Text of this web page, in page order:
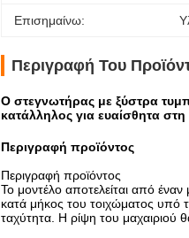
Επισημαίνω:
Περιγραφή Του
Ο στεγνωτήρας με ξύστρα
κατάλληλος για ευαίσθητα
Περιγραφή προϊόντος
Περιγραφή προϊόντος
Το μοντέλο αποτελείται από έναν
κατά μήκος του τοιχώματος υπό
ταχύτητα. Η ρίψη του μαχαιριού